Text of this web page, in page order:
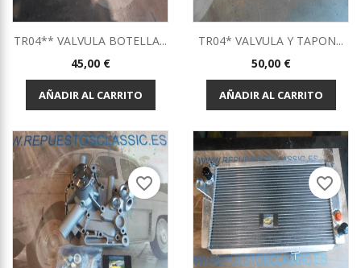
TR04** VALVULA BOTELLA...
Precio
45,00 €
AÑADIR AL CARRITO
TR04* VALVULA Y TAPON...
Precio
50,00 €
AÑADIR AL CARRITO
favorite_border favorite_border